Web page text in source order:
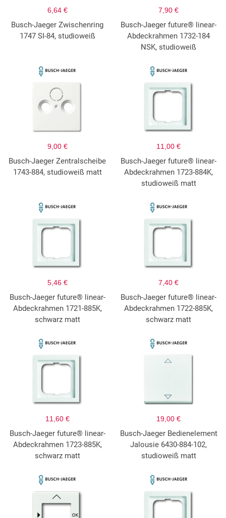
6,64 €
Busch-Jaeger Zwischenring
1747 SI-84, studioweiß
7,90 €
Busch-Jaeger future® linear-
Abdeckrahmen 1732-184
NSK, studioweiß
9,00 €
Busch-Jaeger Zentralscheibe
1743-884, studioweiß matt
11,00 €
Busch-Jaeger future® linear-
Abdeckrahmen 1723-884K,
studioweiß matt
5,46 €
Busch-Jaeger future® linear-
Abdeckrahmen 1721-885K,
schwarz matt
7,40 €
Busch-Jaeger future® linear-
Abdeckrahmen 1722-885K,
schwarz matt
11,60 €
Busch-Jaeger future® linear-
Abdeckrahmen 1723-885K,
schwarz matt
19,00 €
Busch-Jaeger Bedienelement
Jalousie 6430-884-102,
studioweiß matt